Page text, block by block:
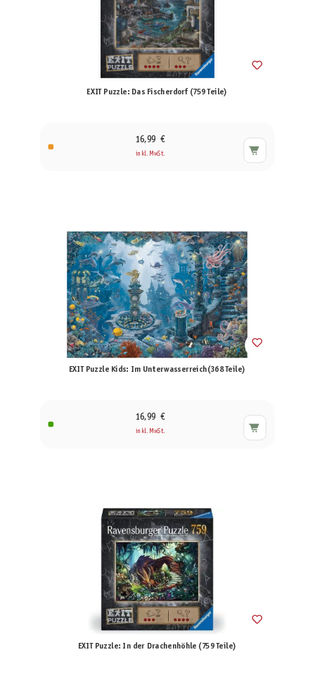
EXIT Puzzle: Das Fischerdorf (759 Teile)
16,99 €
inkl. MwSt.
EXIT Puzzle Kids: Im Unterwasserreich(368 Teile)
16,99 €
inkl. MwSt.
EXIT Puzzle: In der Drachenhöhle (759 Teile)